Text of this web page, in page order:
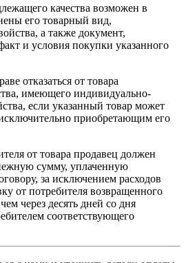
качества возможен в
его товарный вид,
а также документ,
и условия покупки указанного
отказаться от товара
имеющего индивидуально-
если указанный товар может
приобретающим его
от товара продавец должен
сумму, уплаченную
за исключением расходов
от потребителя возвращенного
через десять дней со дня
соответствующего